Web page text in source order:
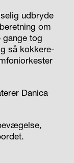
udbryde
om
gange tog
så kokkere­
Danica